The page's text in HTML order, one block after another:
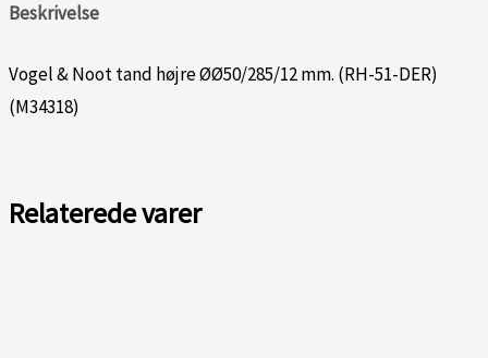
Beskrivelse
Vogel & Noot tand højre ØØ50/285/12 mm. (RH-51-DER)
(M34318)
Relaterede varer